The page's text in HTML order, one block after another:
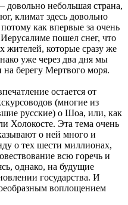
небольшая страна,
климат здесь довольно
как впервые за очень
пошел снег, что
жителей, которые сразу же
уже через два дня мы
на берегу Мертвого моря.
остается от
(многие из
русские) о Шоа, или, как
Холокосте. Эта тема очень
о ней много и
о тех шести миллионах,
всю горечь и
однако, на будущие
государства. И
воплощением